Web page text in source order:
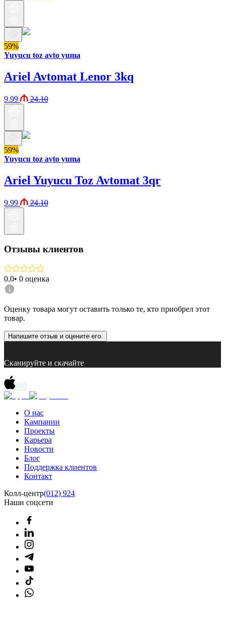
59%
Yuyucu toz avto yuma
Ariel Avtomat Lenor 3kq
9.99 24.10
59%
Yuyucu toz avto yuma
Ariel Yuyucu Toz Avtomat 3qr
9.99 24.10
Отзывы клиентов
0.0• 0 оценка
Оценку товара могут оставить только те, кто приобрел этот
товар.
Напишите отзыв и оцените его.
Сканируйте и скачайте
О нас
Кампании
Проекты
Карьера
Новости
Блог
Поддержка клиентов
Контакт
Колл-центр(012) 924
Наши соцсети